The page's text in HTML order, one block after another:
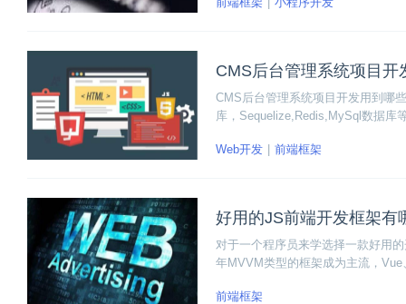
A和wepy。
CMS后台管理系统项目开
CMS后台管理系统项目开发用到哪
库，Sequelize,Redis,MySql数据库
Web开发
前端框架
好用的JS前端开发框架有
对于一个程序员来学选择一款好用
年MVVM类型的框架成为主流，
前端框架